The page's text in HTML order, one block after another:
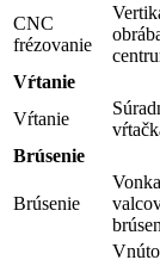
CNC
frézovanie
Vŕtanie
Vŕtanie
Brúsenie
Brúsenie